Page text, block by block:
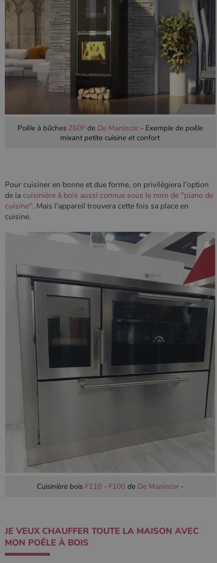
Poêle à bûches Z60Fde De Manincor- Exemple de poêle
mixant petite cuisine et confort
Pour cuisiner en bonne et due forme, on privilégiera l'option
de la cuisinière à bois aussi connue sous le nom de "piano de
cuisine". Mais l'appareil trouvera cette fois sa place en
cuisine.
Cuisinière bois F110 - F100de De Manincor-
JE VEUX CHAUFFER TOUTE LA MAISON AVEC
MON POÊLE À BOIS